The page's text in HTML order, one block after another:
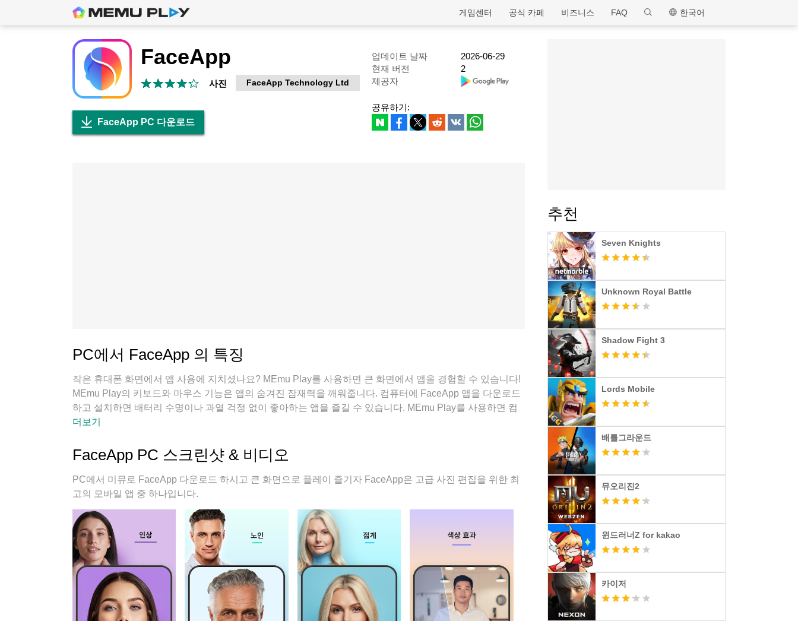
MEmu
한국어
FAQ
비즈니스
공식 카페
게임센터
FaceApp
사진 FaceApp Technology Ltd
업데이트 날짜
2026-06-29
현재 버전
2
제공자
FaceApp PC 다운로드
공유하기:
PC에서 FaceApp 의 특징
작은 휴대폰 화면에서 앱 사용에 지치셨나요? MEmu Play를 사용하면 큰 화면에서 앱을 경험할 수 있습니다!
MEmu Play의 키보드와 마우스 기능은 앱의 숨겨진 잠재력을 깨워줍니다. 컴퓨터에 FaceApp 앱을 다운로드
하고 설치하면 배터리 수명이나 과열 걱정 없이 좋아하는 앱을 즐길 수 있습니다. MEmu Play를 사용하면 컴
퓨터에서 앱을 쉽게 사용할 수 있으며, 언제나 고품질 경험을 보장합니다!
더보기
FaceApp PC 스크린샷 & 비디오
PC에서 미뮤로 FaceApp 다운로드 하시고 큰 화면으로 플레이 즐기자 FaceApp은 고급 사진 편집을 위한 최
고의 모바일 앱 중 하나입니다.
추천
Seven Knights
Unknown Royal Battle
Shadow Fight 3
Lords Mobile
배틀그라운드
뮤오리진2
윈드러너Z for kakao
카이저